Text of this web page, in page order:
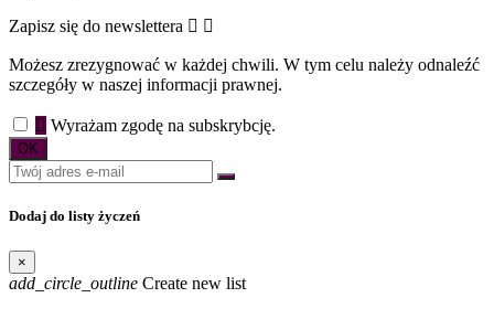
Zapisz się do newslettera  
Możesz zrezygnować w każdej chwili. W tym celu należy odnaleźć
szczegóły w naszej informacji prawnej.
 Wyrażam zgodę na subskrybcję.
Dodaj do listy życzeń
×
add_circle_outline Create new list